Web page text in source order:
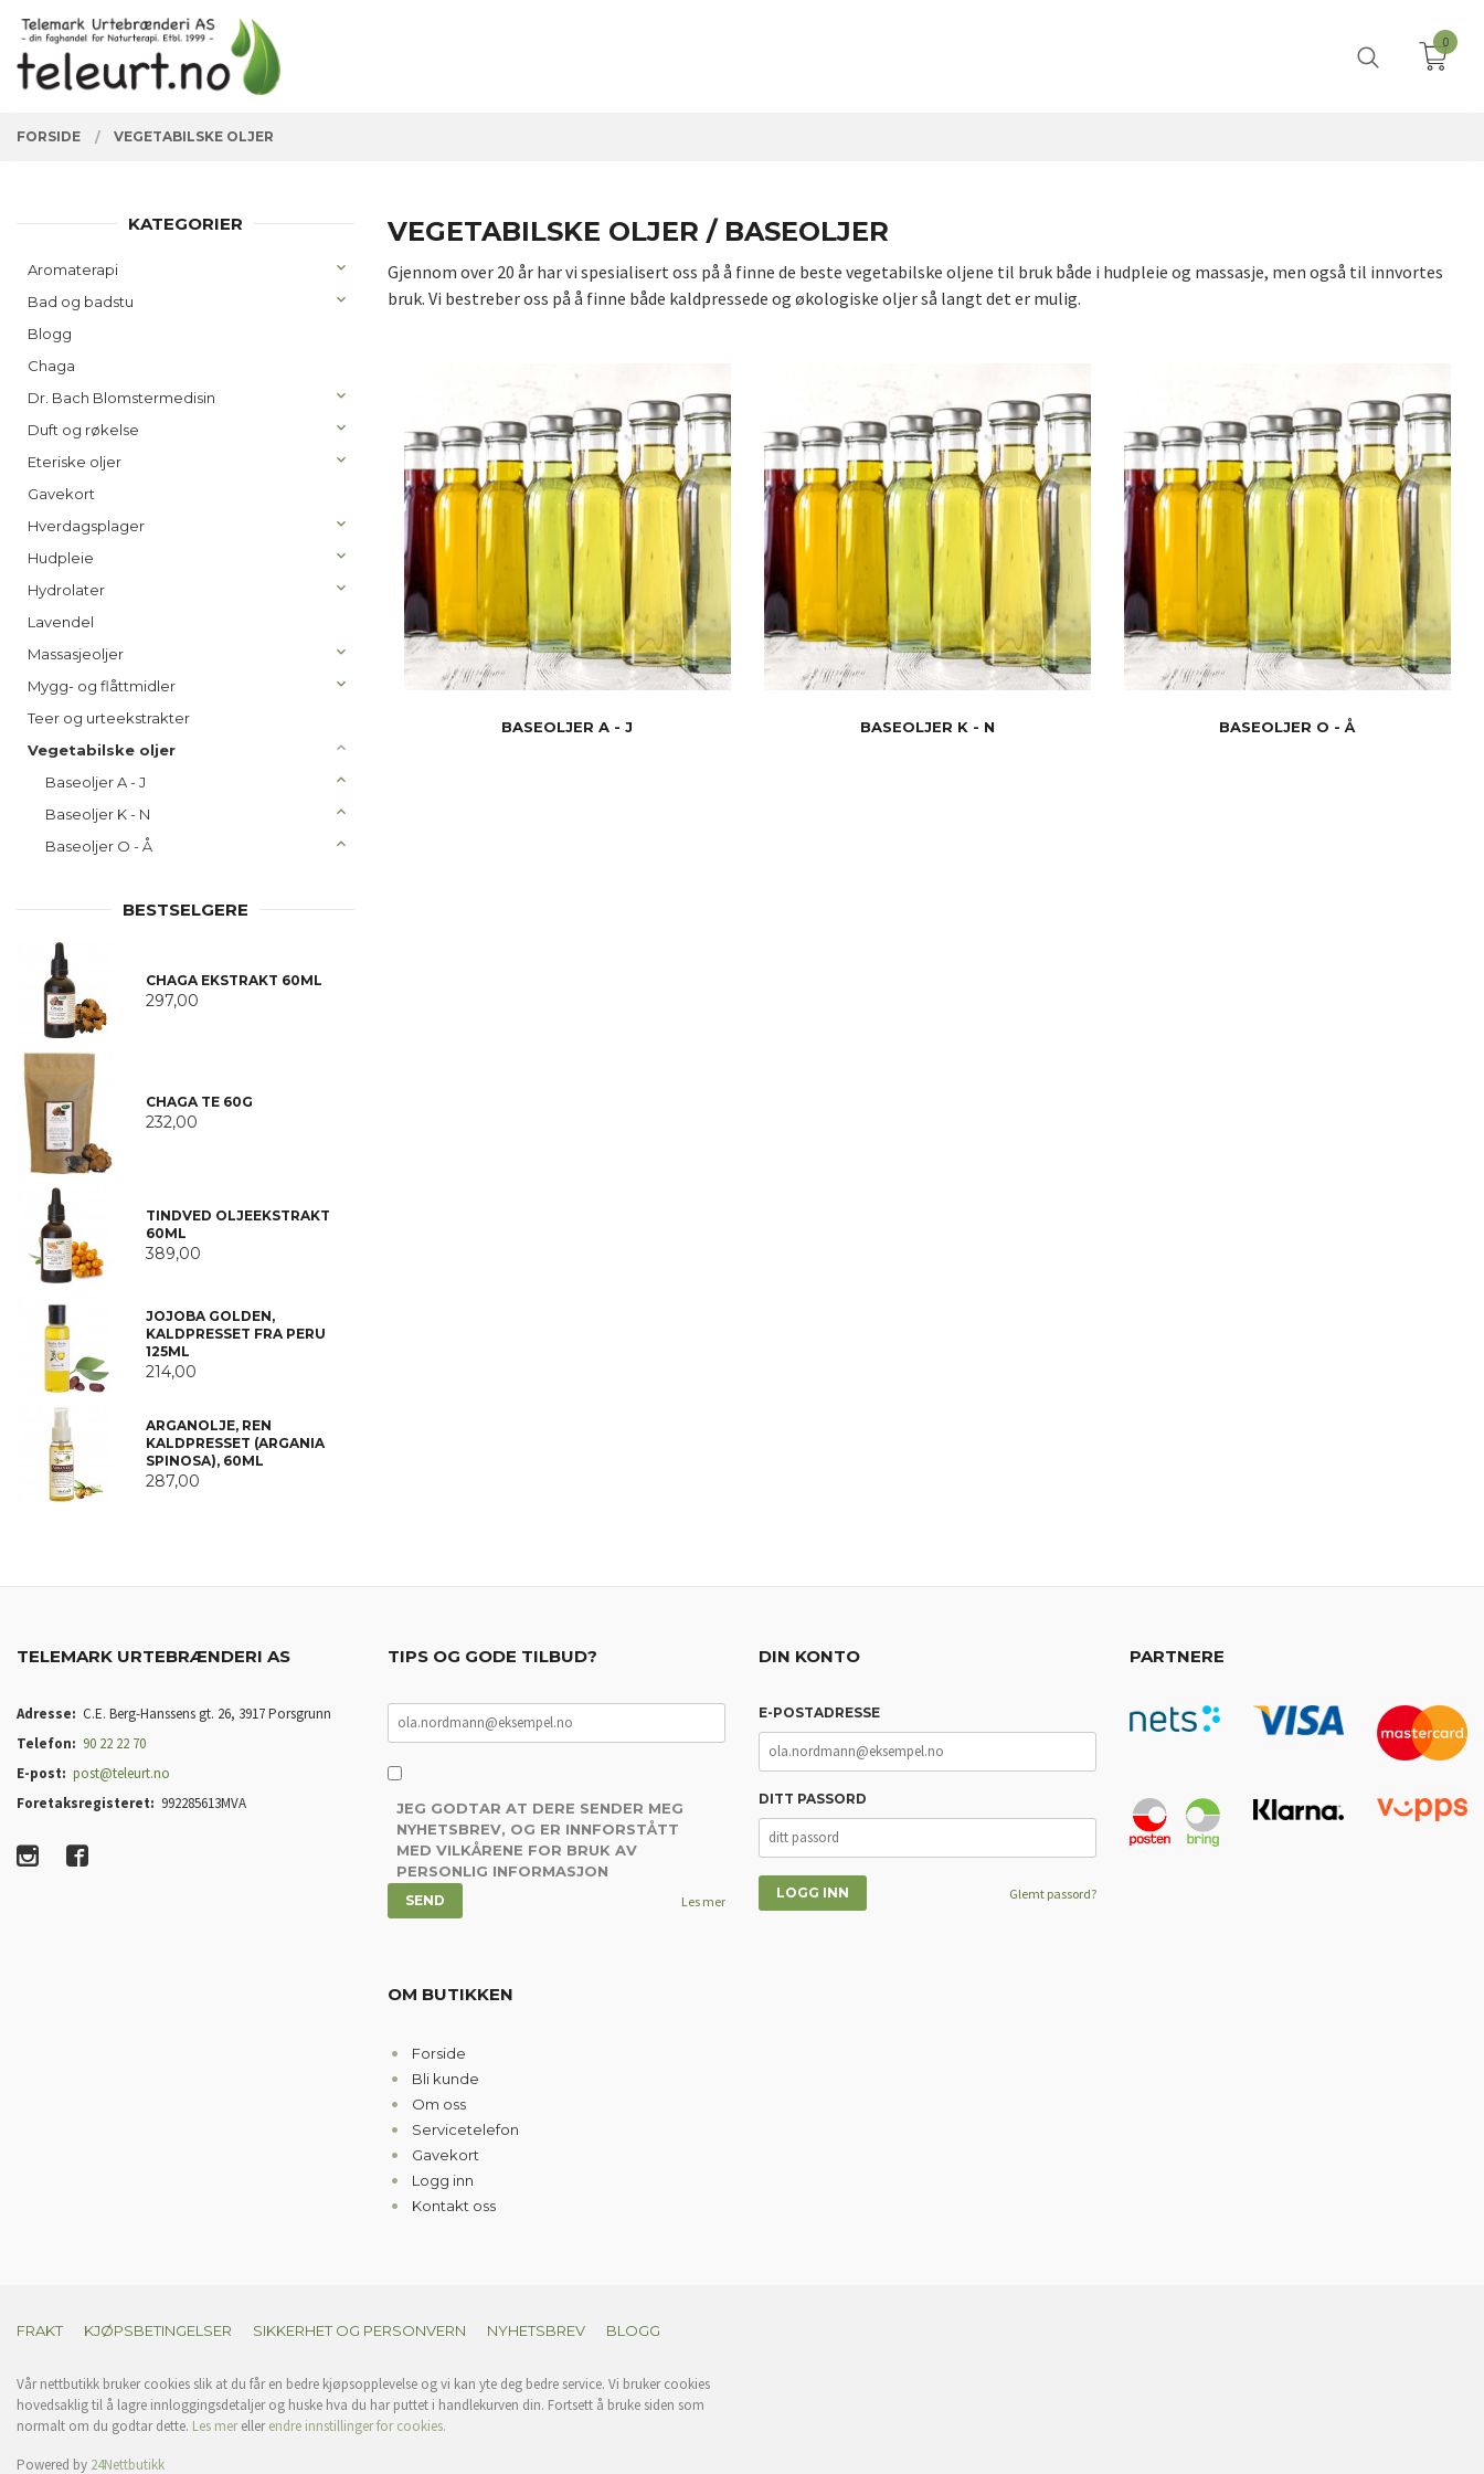
innholdet
PRODUKTER
Lukk
0
FORSIDE VEGETABILSKE OLJER
VEGETABILSKE OLJER / BASEOLJER
Gjennom over 20 år har vi spesialisert oss på å finne de beste vegetabilske oljene til bruk både i hudpleie og massasje, men også til innvortes
bruk. Vi bestreber oss på å finne både kaldpressede og økologiske oljer så langt det er mulig.
BASEOLJER A - J BASEOLJER K - N BASEOLJER O - Å
KATEGORIER
Aromaterapi
Bad og badstu
Blogg
Chaga
Dr. Bach Blomstermedisin
Duft og røkelse
Eteriske oljer
Gavekort
Hverdagsplager
Hudpleie
Hydrolater
Lavendel
Massasjeoljer
Mygg- og flåttmidler
Teer og urteekstrakter
Vegetabilske oljer
Baseoljer A - J
Baseoljer K - N
Baseoljer O - Å
BESTSELGERE
CHAGA EKSTRAKT 60ML
297,00
CHAGA TE 60G
232,00
TINDVED OLJEEKSTRAKT
60ML
389,00
JOJOBA GOLDEN,
KALDPRESSET FRA PERU
125ML
214,00
ARGANOLJE, REN
KALDPRESSET (ARGANIA
SPINOSA), 60ML
287,00
TELEMARK URTEBRÆNDERI AS
Adresse: C.E. Berg-Hanssens gt. 26, 3917 Porsgrunn
Telefon: 90 22 22 70
E-post: post@teleurt.no
Foretaksregisteret: 992285613MVA
TIPS OG GODE TILBUD?
JEG GODTAR AT DERE SENDER MEG
NYHETSBREV, OG ER INNFORSTÅTT
MED VILKÅRENE FOR BRUK AV
PERSONLIG INFORMASJON
Les mer
OM BUTIKKEN
Forside
Bli kunde
Om oss
Servicetelefon
Gavekort
Logg inn
Kontakt oss
DIN KONTO
E-POSTADRESSE
DITT PASSORD
Glemt passord?
PARTNERE
FRAKT KJØPSBETINGELSER SIKKERHET OG PERSONVERN NYHETSBREV BLOGG
Vår nettbutikk bruker cookies slik at du får en bedre kjøpsopplevelse og vi kan yte deg bedre service. Vi bruker cookies
hovedsaklig til å lagre innloggingsdetaljer og huske hva du har puttet i handlekurven din. Fortsett å bruke siden som
normalt om du godtar dette. Les merellerendre innstillinger for cookies.
Powered by 24Nettbutikk